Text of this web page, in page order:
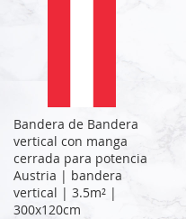
Bandera de Bandera
vertical con manga
cerrada para potencia
Austria | bandera
vertical | 3.5m² |
300x120cm